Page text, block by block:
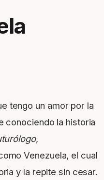
tengo un amor por la
conociendo la historia
,
Venezuela, el cual
y la repite sin cesar.